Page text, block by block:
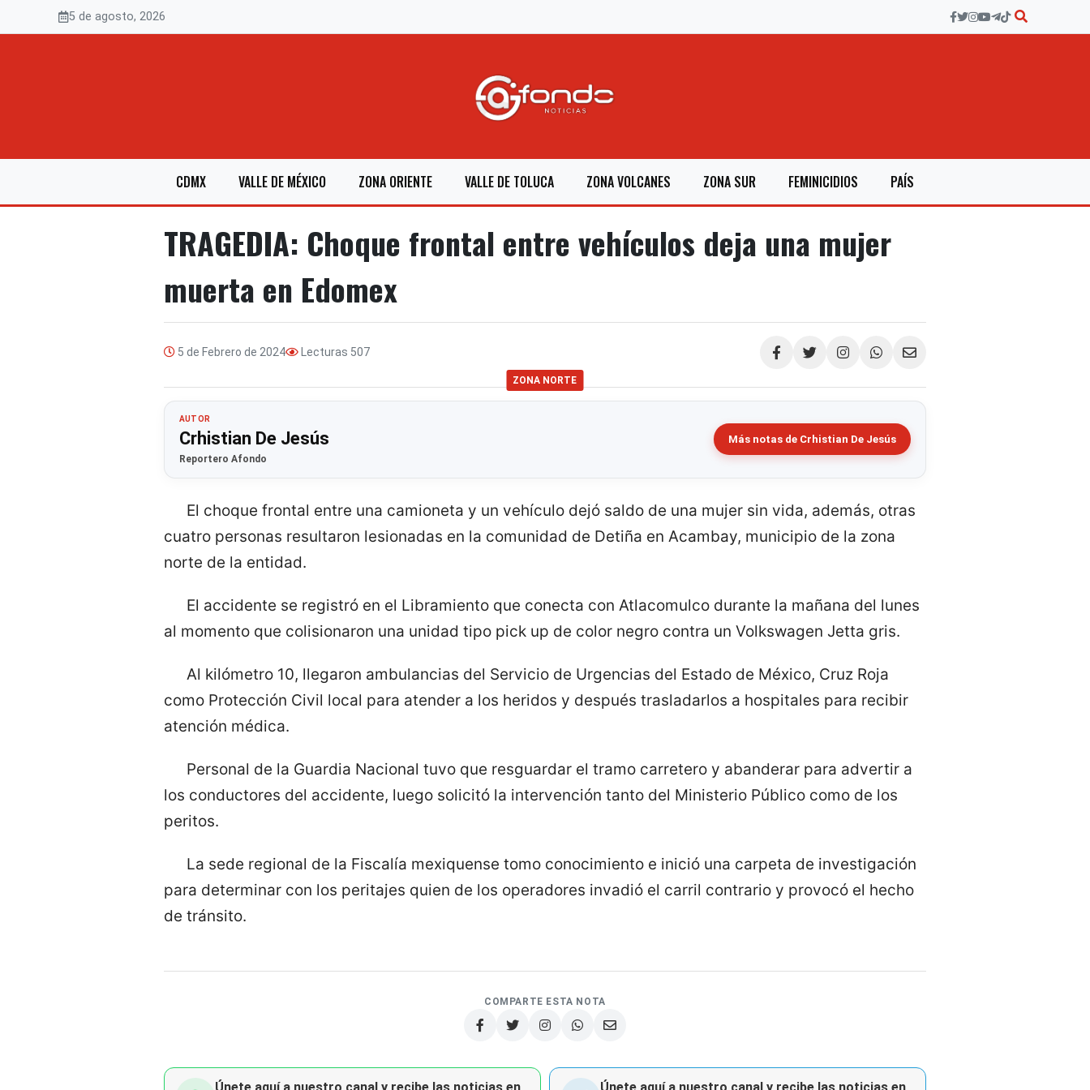
5 de agosto, 2026
CDMX VALLE DE MÉXICO ZONA ORIENTE VALLE DE TOLUCA ZONA VOLCANES ZONA SUR FEMINICIDIOS PAÍS
TRAGEDIA: Choque frontal entre vehículos deja una mujer
muerta en Edomex
5 de Febrero de 2024 Lecturas 507
Compartir
ZONA NORTE
AUTOR
Crhistian De Jesús
Reportero Afondo
Más notas de Crhistian De Jesús
El choque frontal entre una camioneta y un vehículo dejó saldo de una mujer sin vida, además, otras
cuatro personas resultaron lesionadas en la comunidad de Detiña en Acambay, municipio de la zona
norte de la entidad.
El accidente se registró en el Libramiento que conecta con Atlacomulco durante la mañana del lunes
al momento que colisionaron una unidad tipo pick up de color negro contra un Volkswagen Jetta gris.
Al kilómetro 10, llegaron ambulancias del Servicio de Urgencias del Estado de México, Cruz Roja
como Protección Civil local para atender a los heridos y después trasladarlos a hospitales para recibir
atención médica.
Personal de la Guardia Nacional tuvo que resguardar el tramo carretero y abanderar para advertir a
los conductores del accidente, luego solicitó la intervención tanto del Ministerio Público como de los
peritos.
La sede regional de la Fiscalía mexiquense tomo conocimiento e inició una carpeta de investigación
para determinar con los peritajes quien de los operadores invadió el carril contrario y provocó el hecho
de tránsito.
COMPARTE ESTA NOTA